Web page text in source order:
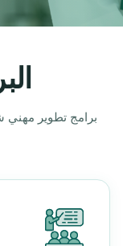
برامج تطوير مهني